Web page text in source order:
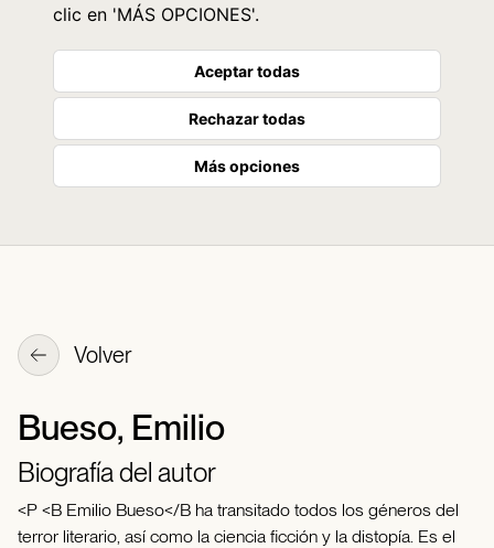
clic en 'MÁS OPCIONES'.
Aceptar todas
Rechazar todas
Más opciones
Volver
Bueso, Emilio
Biografía del autor
<P <B Emilio Bueso</B ha transitado todos los géneros del
terror literario, así como la ciencia ficción y la distopía. Es el